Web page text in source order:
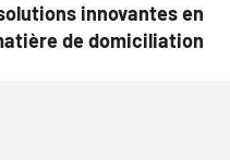
innovantes en
de domiciliation